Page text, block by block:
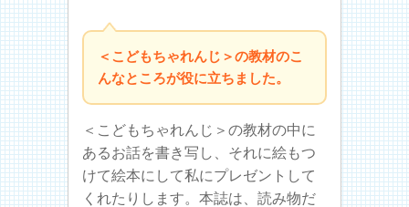
＜こどもちゃれんじ＞の教材のこ
んなところが役に立ちました。
＜こどもちゃれんじ＞の教材の中に
あるお話を書き写し、それに絵もつ
けて絵本にして私にプレゼントして
くれたりします。本誌は、読み物だ